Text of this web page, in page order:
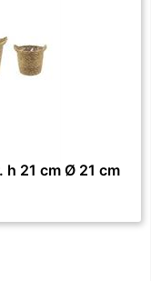
h 21 cm Ø 21 cm